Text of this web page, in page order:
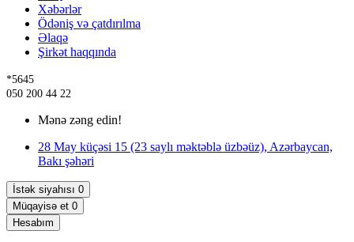
Xəbərlər
Ödəniş və çatdırılma
Əlaqə
Şirkət haqqında
*5645
050 200 44 22
Mənə zəng edin!
28 May küçəsi 15 (23 saylı məktəblə üzbəüz), Azərbaycan,
Bakı şəhəri
İstək siyahısı 0
Müqayisə et 0
Hesabım